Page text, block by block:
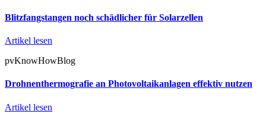
Blitzfangstangen noch schädlicher für Solarzellen
Artikel lesen
pvKnowHowBlog
Drohnenthermografie an Photovoltaikanlagen effektiv nutzen
Artikel lesen